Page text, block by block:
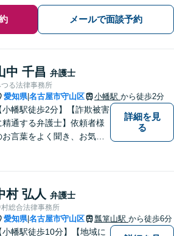
メールで面談予約
中 千昌 弁護士
る法律事務所
愛知県|名古屋市守山区 小幡駅 から徒歩2分
小幡駅徒歩2分】【詐欺被害
精通する弁護士】依頼者様
お言葉をよく聞き、お気持
気軽にご相談ください。
土日・祝日も予約で対応
】
詳細を見
る
村 弘人 弁護士
総合法律事務所
愛知県|名古屋市守山区 瓢箪山駅 から徒歩6分
小幡駅徒歩10分】【地域に